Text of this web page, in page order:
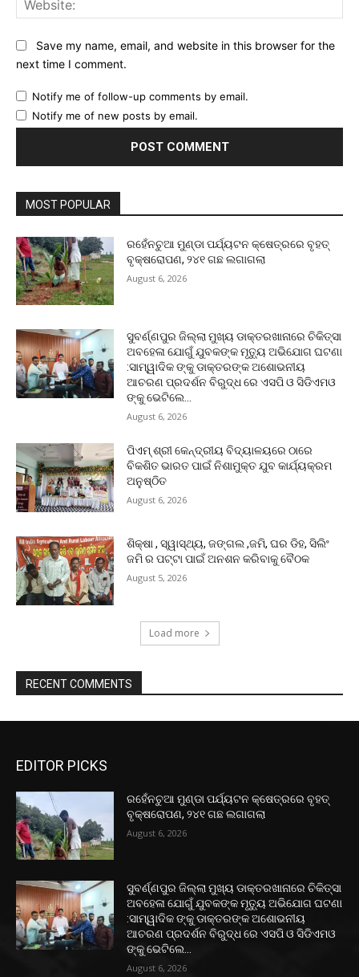
Save my name, email, and website in this browser for the
next time I comment.
Notify me of follow-up comments by email.
Notify me of new posts by email.
MOST POPULAR
ରହେଁନଚୁଆ ମୁଣ୍ଡା ପର୍ଯ୍ୟଟନ କ୍ଷେତ୍ରରେ ବୃହତ୍
ବୃକ୍ଷରୋପଣ, ୨୪୧ ଗଛ ଲଗାଗଲା
August 6, 2026
ସୁବର୍ଣ୍ଣପୁର ଜିଲ୍ଲା ମୁଖ୍ୟ ଡାକ୍ତରଖାନାରେ ଚିକିତ୍ସା
ଅବହେଳା ଯୋଗୁଁ ଯୁବକଙ୍କ ମୃତ୍ୟୁ ଅଭିଯୋଗ ଘଟଣା
:ସାମ୍ୱାଦିକ ଙ୍କୁ ଡାକ୍ତରଙ୍କ ଅଶୋଭନୀୟ
ଆଚରଣ ପ୍ରଦର୍ଶନ ବିରୁଦ୍ଧ ରେ ଏସପି ଓ ସିଡିଏମଓ
ଙ୍କୁ ଭେଟିଲେ...
August 6, 2026
ପିଏମ୍ ଶ୍ରୀ କେନ୍ଦ୍ରୀୟ ବିଦ୍ୟାଳୟରେ ଠାରେ
ବିକଶିତ ଭାରତ ପାଇଁ ନିଶାମୁକ୍ତ ଯୁବ କାର୍ଯ୍ୟକ୍ରମ
ଅନୁଷ୍ଠିତ
August 6, 2026
ଶିକ୍ଷା , ସ୍ୱାସ୍ଥ୍ୟ, ଜଙ୍ଗଲ ,ଜମି, ଘର ଡିହ, ସିଲିଂ
ଜମି ର ପଟ୍ଟା ପାଇଁ ଅନଶନ କରିବାକୁ ବୈଠକ
August 5, 2026
Load more
RECENT COMMENTS
EDITOR PICKS
ରହେଁନଚୁଆ ମୁଣ୍ଡା ପର୍ଯ୍ୟଟନ କ୍ଷେତ୍ରରେ ବୃହତ୍
ବୃକ୍ଷରୋପଣ, ୨୪୧ ଗଛ ଲଗାଗଲା
August 6, 2026
ସୁବର୍ଣ୍ଣପୁର ଜିଲ୍ଲା ମୁଖ୍ୟ ଡାକ୍ତରଖାନାରେ ଚିକିତ୍ସା
ଅବହେଳା ଯୋଗୁଁ ଯୁବକଙ୍କ ମୃତ୍ୟୁ ଅଭିଯୋଗ ଘଟଣା
:ସାମ୍ୱାଦିକ ଙ୍କୁ ଡାକ୍ତରଙ୍କ ଅଶୋଭନୀୟ
ଆଚରଣ ପ୍ରଦର୍ଶନ ବିରୁଦ୍ଧ ରେ ଏସପି ଓ ସିଡିଏମଓ
ଙ୍କୁ ଭେଟିଲେ...
August 6, 2026